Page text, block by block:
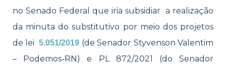
no Senado Federal que iria subsidiar a realização
da minuta do substitutivo por meio dos projetos
de lei5.051/2019 (de Senador Styvenson Valentim
– Podemos-RN) e PL 872/2021 (do Senador